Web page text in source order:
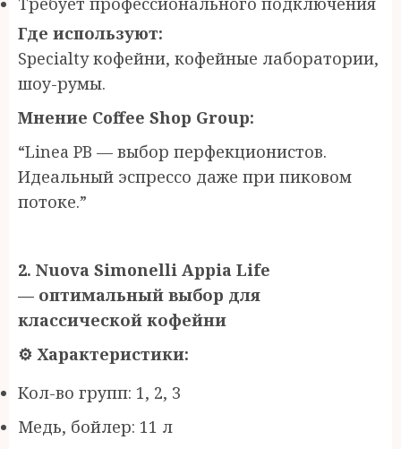
Где используют:
Specialty кофейни, кофейные лаборатории,
шоу-румы.
Мнение Coffee Shop Group:
“Linea PB — выбор перфекционистов.
Идеальный эспрессо даже при пиковом
потоке.”
2. Nuova Simonelli Appia Life
— оптимальный выбор для
классической кофейни
⚙ ️ Характеристики:
Кол-во групп: 1, 2, 3
Медь, бойлер: 11 л